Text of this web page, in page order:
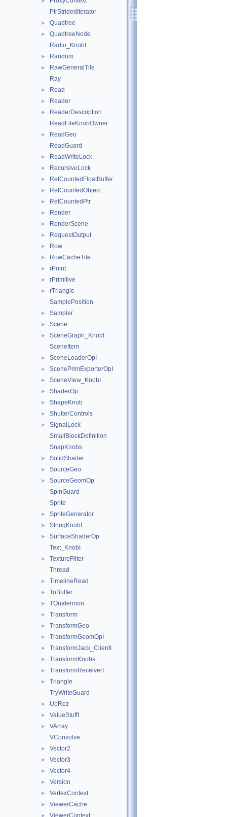
PtrStridedIterator
► Quadtree
►
QuadtreeNode
Radio_KnobI
► Random
►
RawGeneralTile
Ray
► Read
► Reader
►
ReaderDescription
ReadFileKnobOwner
►
ReadGeo
ReadGuard
► ReadWriteLock
► RecursiveLock
► RefCountedFloatBuffer
► RefCountedObject
► RefCountedPtr
► Render
► RenderScene
► RequestOutput
► Row
► RowCacheTile
► rPoint
► rPrimitive
►
rTriangle
SamplePosition
► Sampler
► Scene
►
SceneGraph_KnobI
SceneItem
► SceneLoaderOpI
► ScenePrimExporterOpI
► SceneView_KnobI
► ShaderOp
► ShapeKnob
► ShutterControls
►
SignalLock
SmallBlockDefinition
SnapKnobs
► SolidShader
► SourceGeo
►
SourceGeomOp
SpinGuard
Sprite
► SpriteGenerator
► StringKnobI
►
SurfaceShaderOp
Text_KnobI
►
TextureFilter
Thread
► TimelineRead
► ToBuffer
► TQuaternion
► Transform
► TransformGeo
► TransformGeomOpI
► TransformJack_ClientI
► TransformKnobs
► TransformReceiverI
►
Triangle
TryWriteGuard
► UpRez
► ValueStuffI
►
VArray
VConvolve
► Vector2
► Vector3
► Vector4
► Version
► VertexContext
► ViewerCache
ViewerContext